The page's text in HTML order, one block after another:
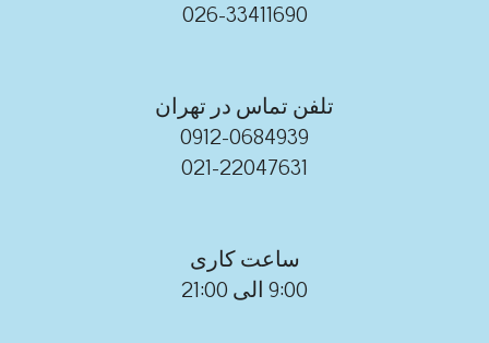
026-33411690
تلفن تماس در تهران
0912-0684939
021-22047631
ساعت کاری
9:00 الی 21:00